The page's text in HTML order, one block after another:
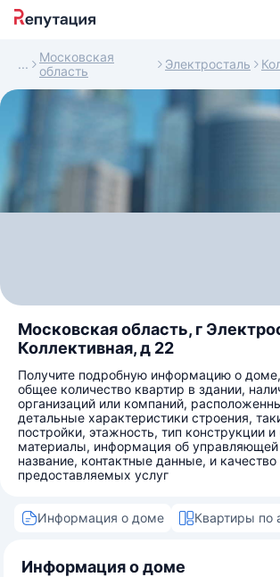
Московская
область
Электросталь
Московская область, г
Коллективная, д 22
Получите подробную информацию о
общее количество квартир в здании,
организаций или компаний,
детальные характеристики строения,
постройки, этажность, тип конструкции
материалы, информация об
название, контактные данные, и качество
предоставляемых услуг
Информация о доме Квартиры по
Информация о доме